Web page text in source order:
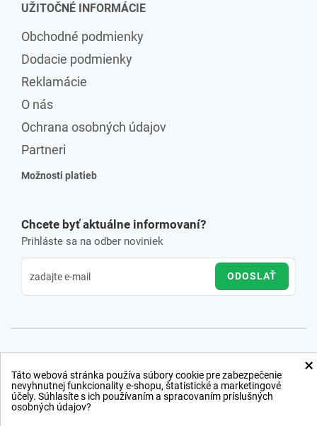
UŽITOČNÉ INFORMÁCIE
Obchodné podmienky
Dodacie podmienky
Reklamácie
O nás
Ochrana osobných údajov
Partneri
Možnosti platieb
Chcete byť aktuálne informovaní?
Prihláste sa na odber noviniek
ODOSLAŤ
×
Táto webová stránka používa súbory cookie pre zabezpečenie
nevyhnutnej funkcionality e-shopu, štatistické a marketingové
účely. Súhlasíte s ich používaním a spracovaním príslušných
osobných údajov?